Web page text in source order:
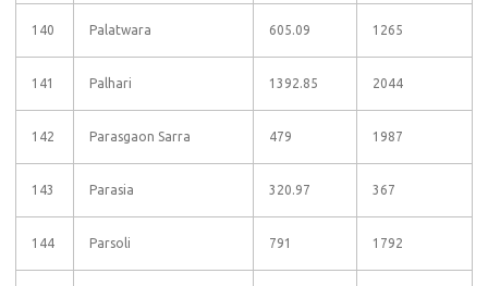
140 Palatwara 605.09 1265
141 Palhari 1392.85 2044
142 Parasgaon Sarra 479 1987
143 Parasia 320.97 367
144 Parsoli 791 1792